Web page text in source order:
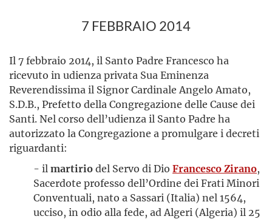
7 FEBBRAIO 2014
Il 7 febbraio 2014, il Santo Padre Francesco ha
ricevuto in udienza privata Sua Eminenza
Reverendissima il Signor Cardinale Angelo Amato,
S.D.B., Prefetto della Congregazione delle Cause dei
Santi. Nel corso dell’udienza il Santo Padre ha
autorizzato la Congregazione a promulgare i decreti
riguardanti:
- il martiriodel Servo di Dio Francesco Zirano,
Sacerdote professo dell’Ordine dei Frati Minori
Conventuali, nato a Sassari (Italia) nel 1564,
ucciso, in odio alla fede, ad Algeri (Algeria) il 25